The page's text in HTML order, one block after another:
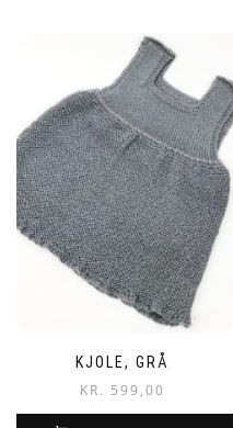
KJOLE, GRÅ
KR. 599,00